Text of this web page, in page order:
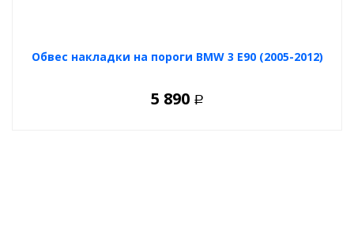
Обвес накладки на пороги BMW 3 E90 (2005-2012)
5 890 Р